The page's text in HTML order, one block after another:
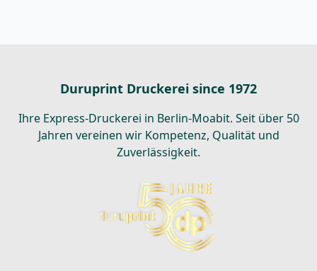
Duruprint Druckerei since 1972
Ihre Express-Druckerei in Berlin-Moabit. Seit über 50
Jahren vereinen wir Kompetenz, Qualität und
Zuverlässigkeit.